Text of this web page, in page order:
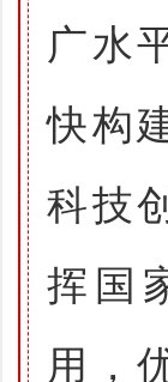
广水
快构
科技
挥国
用，